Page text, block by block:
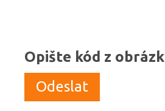
Opište kód z